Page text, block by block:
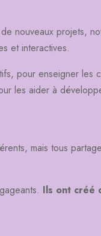
nouveaux projets,
et interactives.
pour enseigner
les aider à
mais tous
Ils ont créé